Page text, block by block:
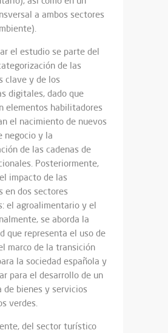
a ambos sectores
el estudio se parte del
de las
clave y de los
digitales, dado que
elementos habilitadores
el nacimiento de nuevos
negocio y la
de las cadenas de
Posteriormente,
impacto de las
en dos sectores
el agroalimentario y el
se aborda la
que representa el uso de
marco de la transición
la sociedad española y
para el desarrollo de un
de bienes y servicios
verdes.
del sector turístico